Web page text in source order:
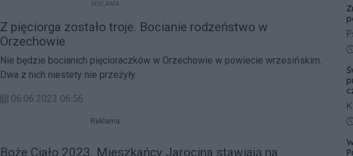
REKLAMA
Z pięciorga zostało troje. Bocianie rodzeństwo w
Orzechowie
Nie będzie bocianich pięcioraczków w Orzechowie w powiecie wrzesińskim.
Dwa z nich niestety nie przeżyły.
06.06.2023 06:56
Reklama
Boże Ciało 2023. Mieszkańcy Jarocina stawiają na